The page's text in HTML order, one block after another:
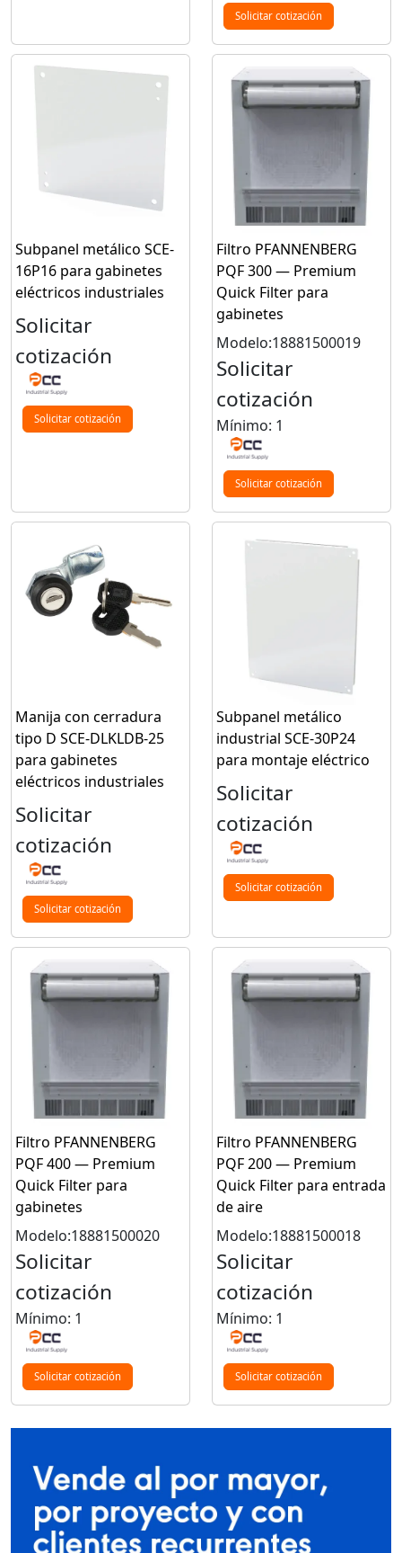
Solicitar cotización
Subpanel metálico SCE-
16P16 para gabinetes
eléctricos industriales
Solicitar
cotización
Solicitar cotización
Filtro PFANNENBERG
PQF 300 — Premium
Quick Filter para
gabinetes
Modelo:18881500019
Solicitar
cotización
Mínimo: 1
Solicitar cotización
Manija con cerradura
tipo D SCE-DLKLDB-25
para gabinetes
eléctricos industriales
Solicitar
cotización
Solicitar cotización
Subpanel metálico
industrial SCE-30P24
para montaje eléctrico
Solicitar
cotización
Solicitar cotización
Filtro PFANNENBERG
PQF 400 — Premium
Quick Filter para
gabinetes
Modelo:18881500020
Solicitar
cotización
Mínimo: 1
Solicitar cotización
Filtro PFANNENBERG
PQF 200 — Premium
Quick Filter para entrada
de aire
Modelo:18881500018
Solicitar
cotización
Mínimo: 1
Solicitar cotización